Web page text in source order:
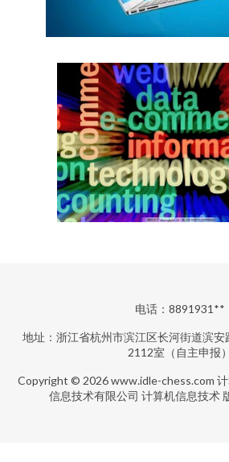
电话：8891931**
地址：浙江省杭州市滨江区长河街道滨
2112室（自主申报）
Copyright © 2026www.idle-chess.com
信息技术有限公司 计算机信息技术